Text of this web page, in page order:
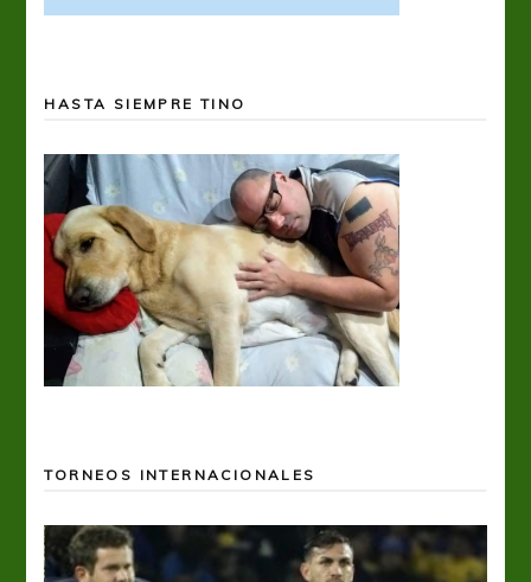
HASTA SIEMPRE TINO
TORNEOS INTERNACIONALES